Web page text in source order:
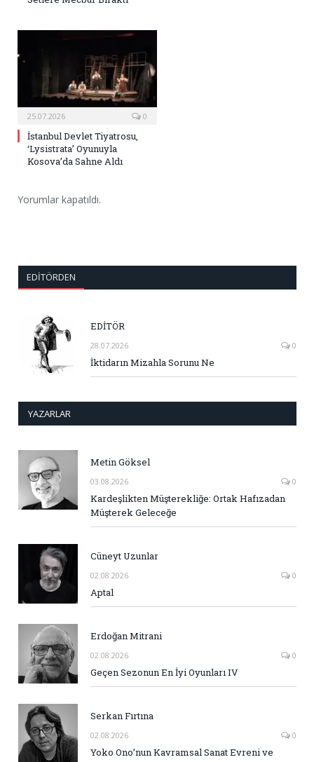
25.07.2026 0
İstanbul Devlet Tiyatrosu,
‘Lysistrata’ Oyunuyla
Kosova’da Sahne Aldı
Yorumlar kapatıldı.
EDITÖRDEN
EDİTÖR
28.07.2026 0
İktidarın Mizahla Sorunu Ne
YAZARLAR
Metin Göksel
03.08.2026 0
Kardeşlikten Müşterekliğe: Ortak Hafızadan
Müşterek Geleceğe
Cüneyt Uzunlar
02.08.2026 0
Aptal
Erdoğan Mitrani
02.08.2026 0
Geçen Sezonun En İyi Oyunları IV
Serkan Fırtına
02.08.2026 0
Yoko Ono’nun Kavramsal Sanat Evreni ve